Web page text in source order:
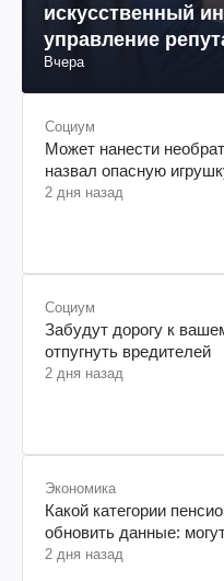
искусственный
управление
Вчера
Социум
Может нанести
назвал опасную
2 дня назад
Социум
Забудут дорогу к
отпугнуть вредителей
2 дня назад
Экономика
Какой категории
обновить данные:
2 дня назад